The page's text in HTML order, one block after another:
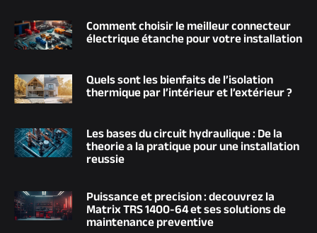
Comment choisir le meilleur connecteur
électrique étanche pour votre installation
Quels sont les bienfaits de l’isolation
thermique par l’intérieur et l’extérieur ?
Les bases du circuit hydraulique : De la
theorie a la pratique pour une installation
reussie
Puissance et precision : decouvrez la
Matrix TRS 1400-64 et ses solutions de
maintenance preventive